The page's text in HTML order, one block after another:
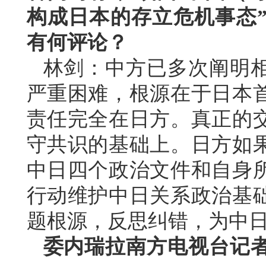
构成日本的存立危机事态
有何评论？
林剑：中方已多次阐明
严重困难，根源在于日本
责任完全在日方。真正的
守共识的基础上。日方如
中日四个政治文件和自身
行动维护中日关系政治基
题根源，反思纠错，为中
委内瑞拉南方电视台记